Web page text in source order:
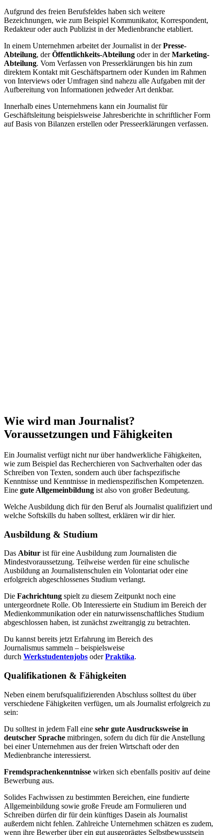
Aufgrund des freien Berufsfeldes haben sich weitere
Bezeichnungen, wie zum Beispiel Kommunikator, Korrespondent,
Redakteur oder auch Publizist in der Medienbranche etabliert.
In einem Unternehmen arbeitet der Journalist in derPresse-
Abteilung, derÖffentlichkeits-Abteilung oder in derMarketing-
Abteilung. Vom Verfassen von Presserklärungen bis hin zum
direktem Kontakt mit Geschäftspartnern oder Kunden im Rahmen
von Interviews oder Umfragen sind nahezu alle Aufgaben mit der
Aufbereitung von Informationen jedweder Art denkbar.
Innerhalb eines Unternehmens kann ein Journalist für
Geschäftsleitung beispielsweise Jahresberichte in schriftlicher Form
auf Basis von Bilanzen erstellen oder Presseerklärungen verfassen.
Wie wird man Journalist?
Voraussetzungen und Fähigkeiten
Ein Journalist verfügt nicht nur über handwerkliche Fähigkeiten,
wie zum Beispiel das Recherchieren von Sachverhalten oder das
Schreiben von Texten, sondern auch über fachspezifische
Kenntnisse und Kenntnisse in medienspezifischen Kompetenzen.
Eine gute Allgemeinbildung ist also von großer Bedeutung.
Welche Ausbildung dich für den Beruf als Journalist qualifiziert und
welche Softskills du haben solltest, erklären wir dir hier.
Ausbildung & Studium
Das Abitur ist für eine Ausbildung zum Journalisten die
Mindestvoraussetzung. Teilweise werden für eine schulische
Ausbildung an Journalistenschulen ein Volontariat oder eine
erfolgreich abgeschlossenes Studium verlangt.
Die Fachrichtung spielt zu diesem Zeitpunkt noch eine
untergeordnete Rolle. Ob Interessierte ein Studium im Bereich der
Medienkommunikation oder ein naturwissenschaftliches Studium
abgeschlossen haben, ist zunächst zweitrangig zu betrachten.
Du kannst bereits jetzt Erfahrung im Bereich des
Journalismus sammeln – beispielsweise
durch Werkstudentenjobs oderPraktika.
Qualifikationen & Fähigkeiten
Neben einem berufsqualifizierenden Abschluss solltest du über
verschiedene Fähigkeiten verfügen, um als Journalist erfolgreich zu
sein:
Du solltest in jedem Fall eine sehr gute Ausdrucksweise in
deutscher Sprache mitbringen, sofern du dich für die Anstellung
bei einer Unternehmen aus der freien Wirtschaft oder den
Medienbranche interessierst.
Fremdsprachenkenntnisse wirken sich ebenfalls positiv auf deine
Bewerbung aus.
Solides Fachwissen zu bestimmten Bereichen, eine fundierte
Allgemeinbildung sowie große Freude am Formulieren und
Schreiben dürfen dir für dein künftiges Dasein als Journalist
außerdem nicht fehlen. Zahlreiche Unternehmen schätzen es zudem,
wenn ihre Bewerber über ein gut ausgeprägtes Selbstbewusstsein